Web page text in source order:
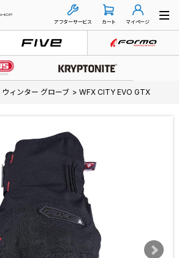
アフターサービス カート マイページ
ウィンター グローブ > WFX CITY EVO GTX